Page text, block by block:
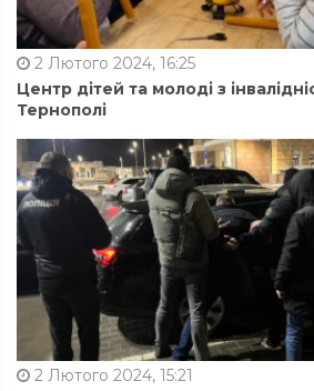
2 Лютого 2024, 16:25
Центр дітей та молоді з
Тернополі
2 Лютого 2024, 15:21